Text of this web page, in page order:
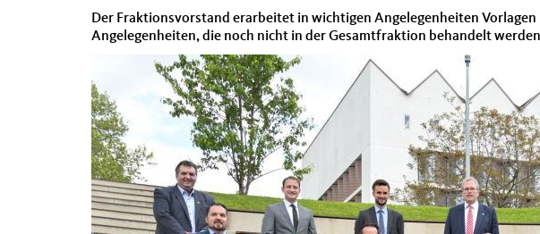
Der Fraktionsvorstand erarbeitet in wichtigen Angelegenheiten
Angelegenheiten, die noch nicht in der Gesamtfraktion behandelt